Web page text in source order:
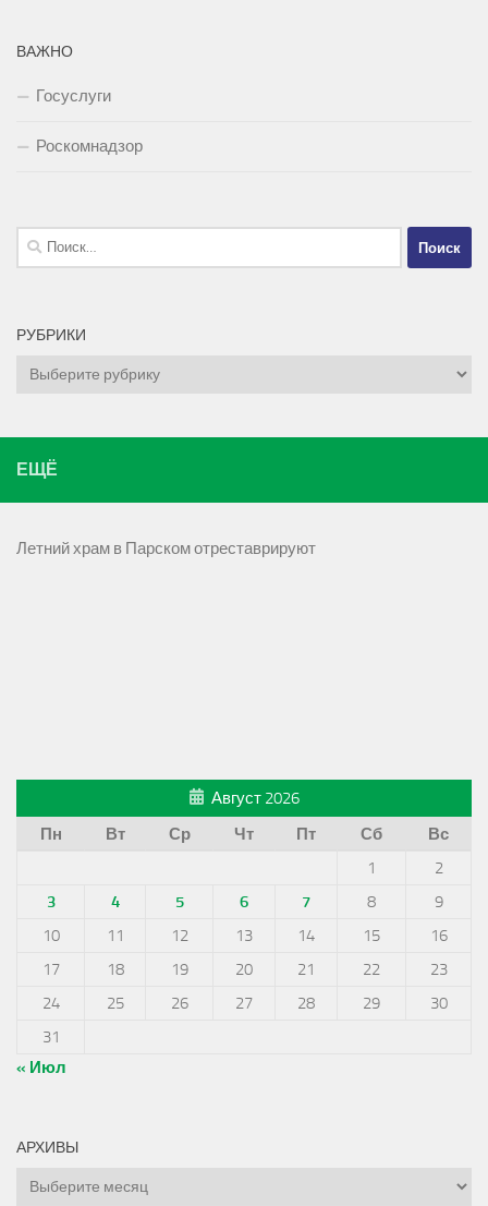
ВАЖНО
Госуслуги
Роскомнадзор
Найти:
РУБРИКИ
Рубрики
ЕЩЁ
Летний храм в Парском отреставрируют
Август 2026
Пн
Вт Ср Чт Пт Сб
Вс
1
2
3
4 5 6 7 8
9
10
11 12 13 14 15
16
17
18 19 20 21 22
23
24
25 26 27 28 29
30
31
« Июл
АРХИВЫ
Архивы